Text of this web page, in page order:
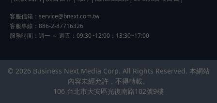
客服信箱： service@bnext.com.tw
客服專線：886-2-87716326
服務時間：週一 ～ 週五：09:30~12:00；13:30~17:00
© 2026 Business Next Media Corp. All Rights Reserved. 本網站
內容未經允許，不得轉載。
106 台北市大安區光復南路102號9樓